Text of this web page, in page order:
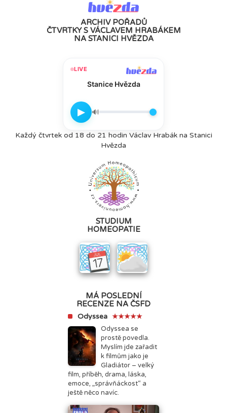
ARCHIV POŘADŮ
ČTVRTKY S VÁCLAVEM HRABÁKEM
NA STANICI HVĚZDA
LIVE
Stanice Hvězda
▶ 🔊
Každý čtvrtek od 18 do 21 hodin Václav Hrabák na Stanici
Hvězda
STUDIUM
HOMEOPATIE
MÁ POSLEDNÍ
RECENZE NA ČSFD
Odyssea ★★★★★
Odyssea se
prostě povedla.
Myslím jde zařadit
k filmům jako je
Gladiátor – velký
film, příběh, drama, láska,
emoce, „správňáckost“ a
ještě něco navíc.